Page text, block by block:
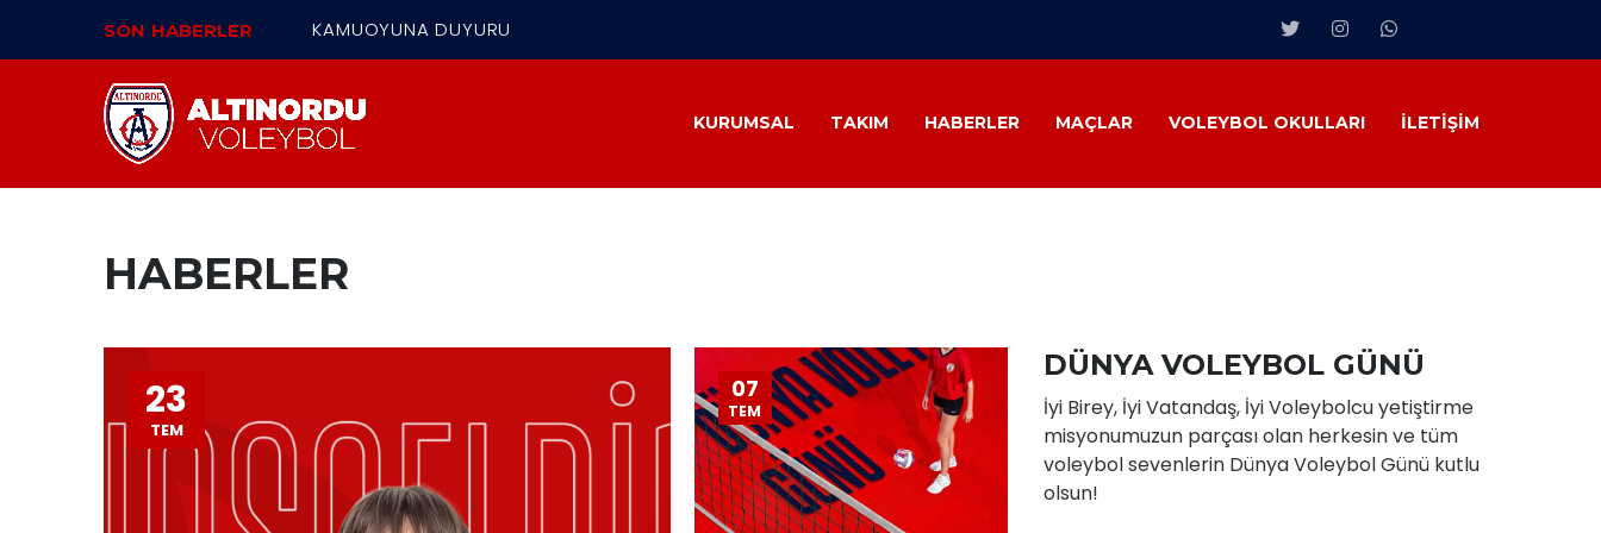
SON HABERLER KAMUOYUNA DUYURU
KURUMSAL TAKIM HABERLER MAÇLAR VOLEYBOL OKULLARI İLETIŞIM
HABERLER
23
TEM
07
TEM
DÜNYA VOLEYBOL GÜNÜ
İyi Birey, İyi Vatandaş, İyi Voleybolcu yetiştirme
misyonumuzun parçası olan herkesin ve tüm
voleybol sevenlerin Dünya Voleybol Günü kutlu
olsun!